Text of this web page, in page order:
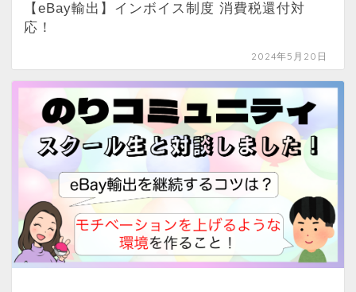
【eBay輸出】インボイス制度 消費税還付対
応！
2024年5月20日